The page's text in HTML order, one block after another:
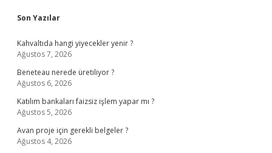
Sidebar
Son Yazılar
Kahvaltıda hangi yiyecekler yenir ?
Ağustos 7, 2026
Beneteau nerede üretiliyor ?
Ağustos 6, 2026
Katılım bankaları faizsiz işlem yapar mı ?
Ağustos 5, 2026
Avan proje için gerekli belgeler ?
Ağustos 4, 2026